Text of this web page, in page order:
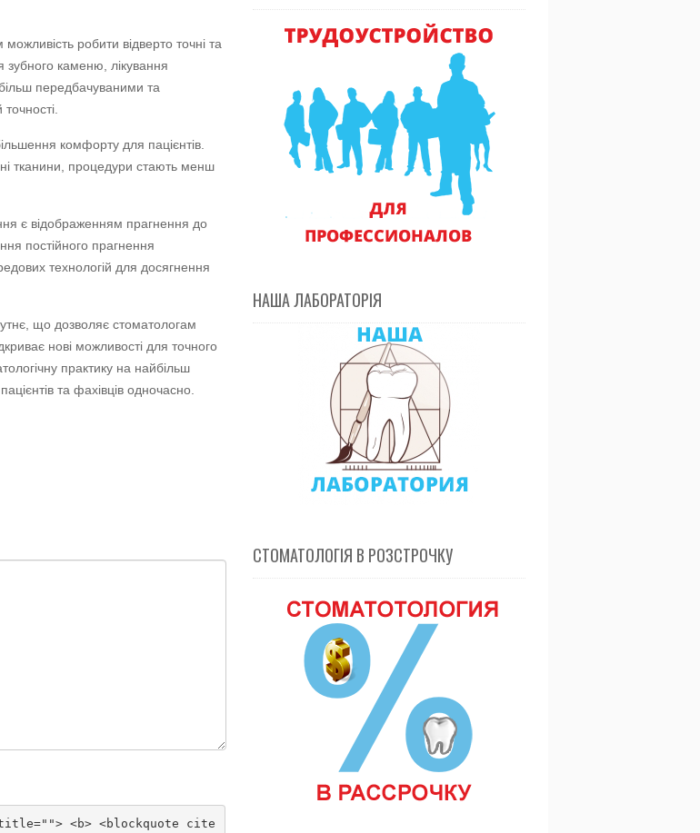
робити відверто точні та
зубного каменю, лікування
передбачуваними та
комфорту для пацієнтів.
тканини, процедури стають менш
є відображенням прагнення до
постійного прагнення
технологій для досягнення
що дозволяє стоматологам
нові можливості для точного
практику на найбільш
та фахівців одночасно.
<b> <blockquote cite
НАША ЛАБОРАТОРІЯ
СТОМАТОЛОГІЯ В РОЗСТРОЧКУ